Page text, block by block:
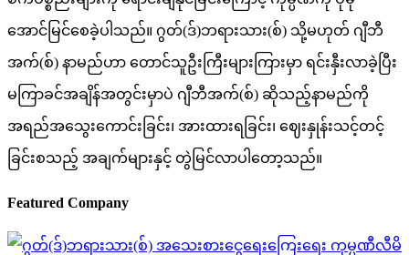
အောင်မြင်စေခဲ့ပါသည်။ ဂွတ်(ဒ်)ဘရားသား(စ်) သို့မဟုတ် ဂျီဘီ
အက်(စ်) နာမည်ဟာ တောင်သူဦးကြီးများကြားမှာ ရင်းနှီးလာခဲ့ပြီး
မကြာခင်အချိန်အတွင်းမှာပဲ ဂျီဘီအက်(စ်) ဆိုသည့်နာမည်ကို
အရည်အသွေးကောင်းခြင်း၊ အားထားရခြင်း၊ ဈေးနှုန်းသင့်တင့်
ခြင်းစသည့် အချက်များနှင့် တွဲမြင်လာပါတော့သည်။
Featured Company